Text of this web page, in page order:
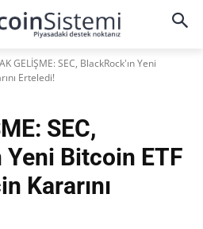
GELİŞME: SEC, BlackRock'ın Yeni
Erteledi!
SEC,
Yeni Bitcoin ETF
Kararını